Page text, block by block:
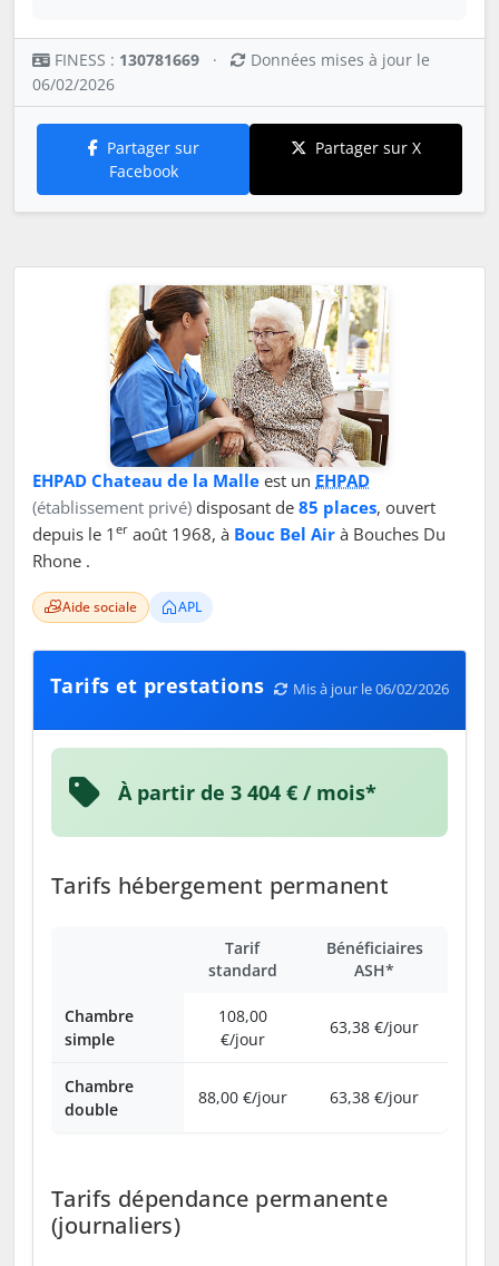
FINESS : 130781669 ·
Données mises à jour le
06/02/2026
Partager sur
Facebook
Partager sur X
EHPAD Chateau de la Malle est un EHPAD
(établissement privé) disposant de 85 places, ouvert
depuis le 1 er août 1968, à Bouc Bel Air à Bouches Du
Rhone .
Aide sociale APL
Tarifs et prestations Mis à jour le 06/02/2026
À partir de 3 404 € / mois*
Tarifs hébergement permanent
Tarif
standard
Bénéficiaires
ASH*
Chambre
simple
108,00
€/jour
63,38 €/jour
Chambre
double
88,00 €/jour 63,38 €/jour
Tarifs dépendance permanente
(journaliers)